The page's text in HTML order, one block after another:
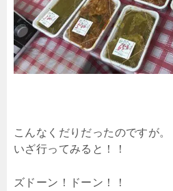
こんなくだりだったのですが。
いざ行ってみると！！
ズドーン！ドーン！！